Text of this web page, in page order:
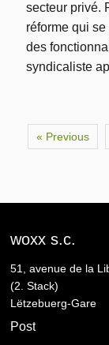
secteur privé.
réforme qui
des
syndicaliste
« Previous
woxx s.c.
51, avenue de la
(2. Stack)
Lëtzebuerg-Gare
Post